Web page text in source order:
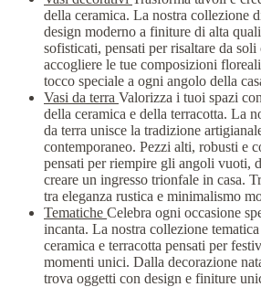
della ceramica. La nostra collezione
design moderno a finiture di alta
sofisticati, pensati per risaltare da
accogliere le tue composizioni
tocco speciale a ogni angolo della
Vasi da terra Valorizza i tuoi spazi
della ceramica e della terracotta. La
da terra unisce la tradizione
contemporaneo. Pezzi alti, robusti e
pensati per riempire gli angoli vuoti,
creare un ingresso trionfale in casa.
tra eleganza rustica e minimalismo
Tematiche Celebra ogni occasione
incanta. La nostra collezione
ceramica e terracotta pensati per
momenti unici. Dalla decorazione
trova oggetti con design e finiture